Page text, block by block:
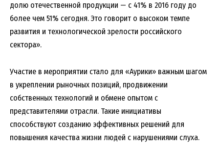
долю отечественной продукции — с 41% в 2016 году до
более чем 51% сегодня. Это говорит о высоком темпе
развития и технологической зрелости российского
сектора».
Участие в мероприятии стало для «Аурики» важным шагом
в укреплении рыночных позиций, продвижении
собственных технологий и обмене опытом с
представителями отрасли. Такие инициативы
способствуют созданию эффективных решений для
повышения качества жизни людей с нарушениями слуха.